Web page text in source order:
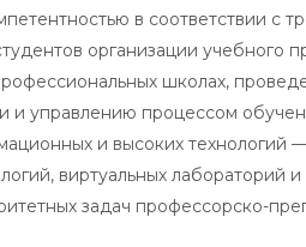
в соответствии с
организации учебного
школах,
и управлению процессом
и высоких технологий
виртуальных лабораторий
задач профессорско-